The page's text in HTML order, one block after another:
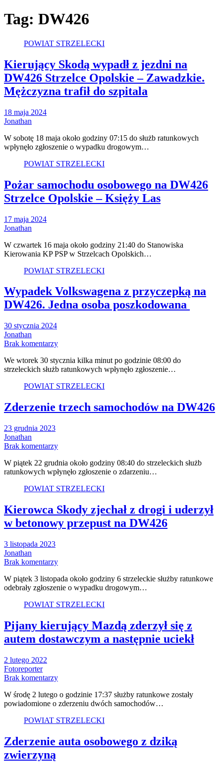
Tag: DW426
POWIAT STRZELECKI
Kierujący Skodą wypadł z jezdni na
DW426 Strzelce Opolskie – Zawadzkie.
Mężczyzna trafił do szpitala
18 maja 2024
Jonathan
W sobotę 18 maja około godziny 07:15 do służb ratunkowych
wpłynęło zgłoszenie o wypadku drogowym…
POWIAT STRZELECKI
Pożar samochodu osobowego na DW426
Strzelce Opolskie – Księży Las
17 maja 2024
Jonathan
W czwartek 16 maja około godziny 21:40 do Stanowiska
Kierowania KP PSP w Strzelcach Opolskich…
POWIAT STRZELECKI
Wypadek Volkswagena z przyczepką na
DW426. Jedna osoba poszkodowana
30 stycznia 2024
Jonathan
Brak komentarzy
We wtorek 30 stycznia kilka minut po godzinie 08:00 do
strzeleckich służb ratunkowych wpłynęło zgłoszenie…
POWIAT STRZELECKI
Zderzenie trzech samochodów na DW426
23 grudnia 2023
Jonathan
Brak komentarzy
W piątek 22 grudnia około godziny 08:40 do strzeleckich służb
ratunkowych wpłynęło zgłoszenie o zdarzeniu…
POWIAT STRZELECKI
Kierowca Skody zjechał z drogi i uderzył
w betonowy przepust na DW426
3 listopada 2023
Jonathan
Brak komentarzy
W piątek 3 listopada około godziny 6 strzeleckie służby ratunkowe
odebrały zgłoszenie o wypadku drogowym…
POWIAT STRZELECKI
Pijany kierujący Mazdą zderzył się z
autem dostawczym a następnie uciekł
2 lutego 2022
Fotoreporter
Brak komentarzy
W środę 2 lutego o godzinie 17:37 służby ratunkowe zostały
powiadomione o zderzeniu dwóch samochodów…
POWIAT STRZELECKI
Zderzenie auta osobowego z dziką
zwierzyną